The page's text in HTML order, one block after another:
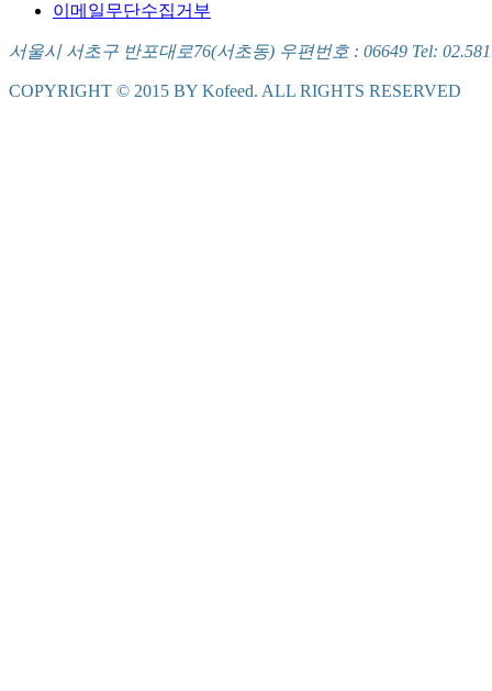
이메일무단수집거부
서울시 서초구 반포대로76(서초동) 우편번호 : 06649 Tel:
COPYRIGHT © 2015 BY Kofeed. ALL RIGHTS RESERVED